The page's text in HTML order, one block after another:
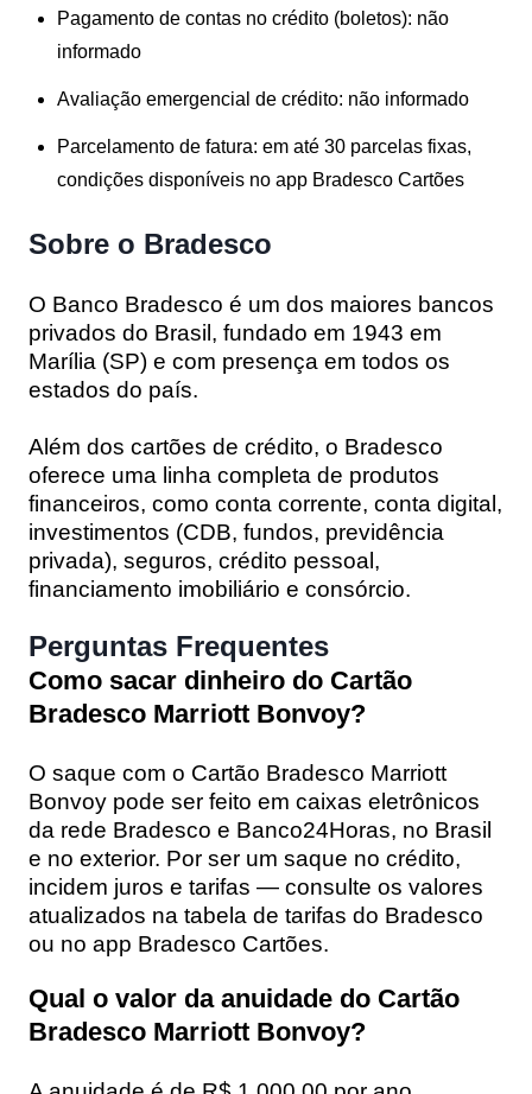
Pagamento de contas no crédito (boletos): não
informado
Avaliação emergencial de crédito: não informado
Parcelamento de fatura: em até 30 parcelas fixas,
condições disponíveis no app Bradesco Cartões
Sobre o Bradesco
O Banco Bradesco é um dos maiores bancos
privados do Brasil, fundado em 1943 em
Marília (SP) e com presença em todos os
estados do país.
Além dos cartões de crédito, o Bradesco
oferece uma linha completa de produtos
financeiros, como conta corrente, conta digital,
investimentos (CDB, fundos, previdência
privada), seguros, crédito pessoal,
financiamento imobiliário e consórcio.
Perguntas Frequentes
Como sacar dinheiro do Cartão
Bradesco Marriott Bonvoy?
O saque com o Cartão Bradesco Marriott
Bonvoy pode ser feito em caixas eletrônicos
da rede Bradesco e Banco24Horas, no Brasil
e no exterior. Por ser um saque no crédito,
incidem juros e tarifas — consulte os valores
atualizados na tabela de tarifas do Bradesco
ou no app Bradesco Cartões.
Qual o valor da anuidade do Cartão
Bradesco Marriott Bonvoy?